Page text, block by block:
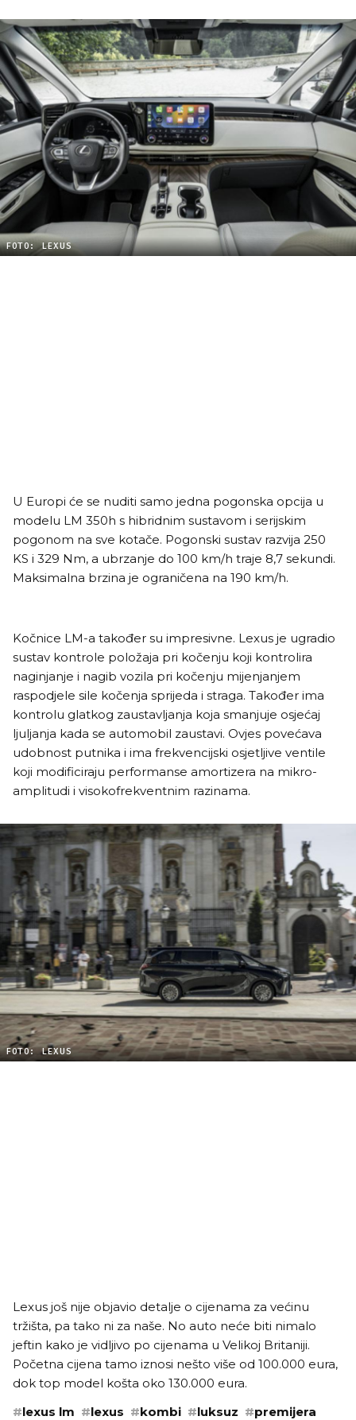
FOTO: LEXUS
U Europi će se nuditi samo jedna pogonska opcija u
modelu LM 350h s hibridnim sustavom i serijskim
pogonom na sve kotače. Pogonski sustav razvija 250
KS i 329 Nm, a ubrzanje do 100 km/h traje 8,7 sekundi.
Maksimalna brzina je ograničena na 190 km/h.
Kočnice LM-a također su impresivne. Lexus je ugradio
sustav kontrole položaja pri kočenju koji kontrolira
naginjanje i nagib vozila pri kočenju mijenjanjem
raspodjele sile kočenja sprijeda i straga. Također ima
kontrolu glatkog zaustavljanja koja smanjuje osjećaj
ljuljanja kada se automobil zaustavi. Ovjes povećava
udobnost putnika i ima frekvencijski osjetljive ventile
koji modificiraju performanse amortizera na mikro-
amplitudi i visokofrekventnim razinama.
FOTO: LEXUS
Lexus još nije objavio detalje o cijenama za većinu
tržišta, pa tako ni za naše. No auto neće biti nimalo
jeftin kako je vidljivo po cijenama u Velikoj Britaniji.
Početna cijena tamo iznosi nešto više od 100.000 eura,
dok top model košta oko 130.000 eura.
#lexus lm #lexus #kombi #luksuz #premijera